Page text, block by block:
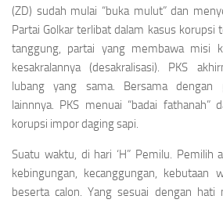
(ZD) sudah mulai “buka mulut” dan
Partai Golkar terlibat dalam kasus korupsi
tanggung, partai yang membawa misi
kesakralannya (desakralisasi). PKS
lubang yang sama. Bersama dengan
lainnnya. PKS menuai “badai fathanah”
korupsi impor daging sapi.
Suatu waktu, di hari ‘H” Pemilu. Pemilih
kebingungan, kecanggungan, kebutaan
beserta calon. Yang sesuai dengan hati